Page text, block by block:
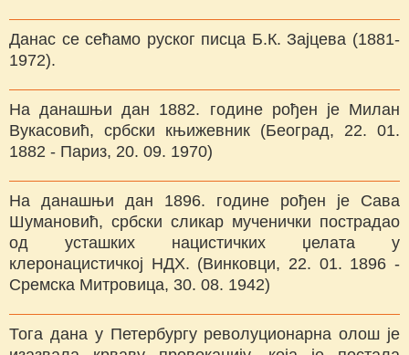
Данас се сећамо руског писца Б.К. Зајцева (1881-
1972).
На данашњи дан 1882. године рођен је Милан
Вукасовић, србски књижевник (Београд, 22. 01.
1882 - Париз, 20. 09. 1970)
На данашњи дан 1896. године рођен је Сава
Шумановић, србски сликар мученички пострадао
од усташких нацистичких џелата у
клеронацистичкој НДХ. (Винковци, 22. 01. 1896 -
Сремска Митровица, 30. 08. 1942)
Тога дана у Петербургу револуционарна олош је